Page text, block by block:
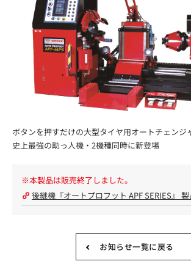
ボタンを押すだけの大型タイヤ用オートチェンジ
史上最強の助っ人機・2機種同時に新登場
※本製品は販売終了しました。
後継機『オートプロフット APF SERIES』
お知らせ一覧に戻る